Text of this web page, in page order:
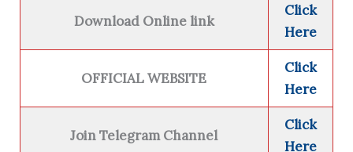
Download Online link
Click
Here
OFFICIAL WEBSITE
Click
Here
Join Telegram Channel
Click
Here